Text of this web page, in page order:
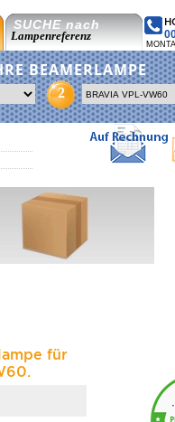
SUCHE nach
Lampenreferenz
BEAMERLAMPE
2
für